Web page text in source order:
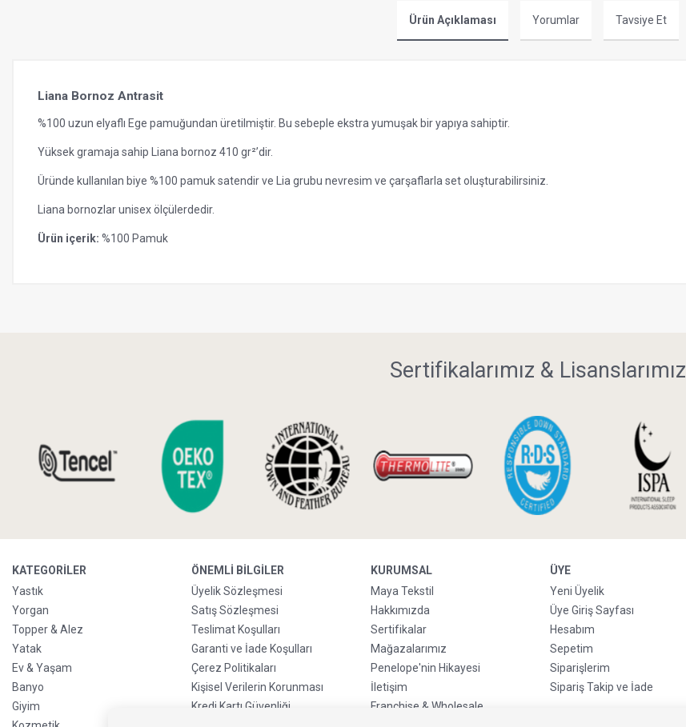
Ürün Açıklaması Yorumlar Tavsiye Et
Liana Bornoz Antrasit
%100 uzun elyaflı Ege pamuğundan üretilmiştir. Bu sebeple ekstra yumuşak bir yapıya sahiptir.
Yüksek gramaja sahip Liana bornoz 410 gr²’dir.
Üründe kullanılan biye %100 pamuk satendir ve Lia grubu nevresim ve çarşaflarla set oluşturabilirsiniz.
Liana bornozlar unisex ölçülerdedir.
Ürün içerik: %100 Pamuk
Sertifikalarımız & Lisanslarımız
KATEGORILER
Yastık
Yorgan
Topper & Alez
Yatak
Ev & Yaşam
Banyo
Giyim
ÖNEMLI BILGILER
Üyelik Sözleşmesi
Satış Sözleşmesi
Teslimat Koşulları
Garanti ve İade Koşulları
Çerez Politikaları
Kişisel Verilerin Korunması
Kredi Kartı Güvenliği
KURUMSAL
Maya Tekstil
Hakkımızda
Sertifikalar
Mağazalarımız
Penelope'nin Hikayesi
İletişim
Franchise & Wholesale
ÜYE
Yeni Üyelik
Üye Giriş Sayfası
Hesabım
Sepetim
Siparişlerim
Sipariş Takip ve İade